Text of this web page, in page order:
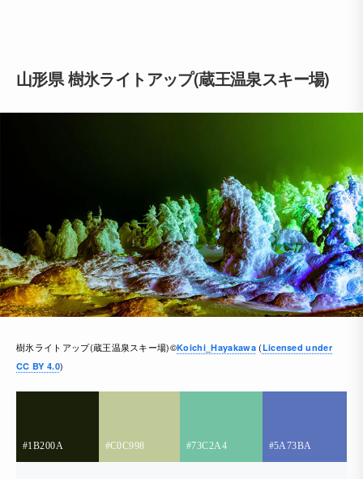
山形県 樹氷ライトアップ(蔵王温泉スキー場)
樹氷ライトアップ(蔵王温泉スキー場)©Koichi_Hayakawa(Licensed under
CC BY 4.0)
#1B200A #C0C998 #73C2A4 #5A73BA